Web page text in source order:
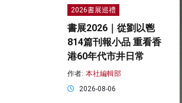
2026書展巡禮
書展2026｜從劉以鬯
814篇刊報小品 重看香
港60年代市井日常
作者: 本社編輯部
2026-08-06